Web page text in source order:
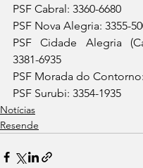
PSF Cabral: 3360-6680
PSF Nova Alegria: 3355-
PSF Cidade Alegria
3381-6935
PSF Morada do
PSF Surubi: 3354-1935
Notícias
Resende